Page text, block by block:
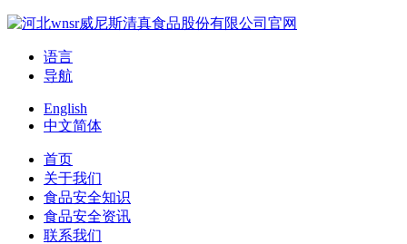
语言
导航
English
中文简体
首页
关于我们
食品安全知识
食品安全资讯
联系我们